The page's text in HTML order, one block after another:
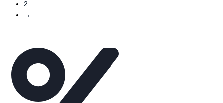
2
→